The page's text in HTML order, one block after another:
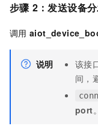
步骤 2：发送设备
调用 aiot
说明
该接
间，
port。